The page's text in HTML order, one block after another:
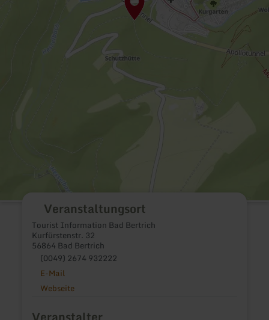
Veranstaltungsort
Tourist Information Bad Bertrich
Kurfürstenstr. 32
56864 Bad Bertrich
(0049) 2674 932222
E-Mail
Webseite